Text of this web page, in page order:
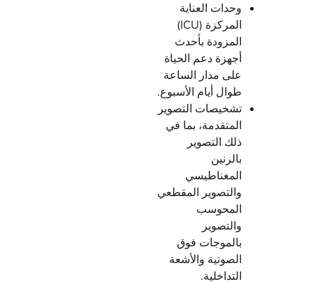
وحدات العناية
المركزة (ICU)
المزودة بأحدث
أجهزة دعم الحياة
على مدار الساعة
طوال أيام الأسبوع.
تشخيصات التصوير
المتقدمة، بما في
ذلك التصوير
بالرنين
المغناطيسي
والتصوير المقطعي
المحوسب
والتصوير
بالموجات فوق
الصوتية والأشعة
التداخلية.